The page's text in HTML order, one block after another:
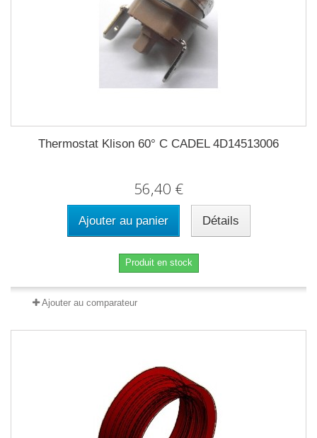
Thermostat Klison 60° C CADEL 4D14513006
56,40 €
Ajouter au panier Détails
Produit en stock
Ajouter au comparateur